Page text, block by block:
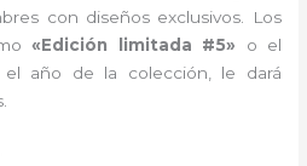
con diseños exclusivos. Los
«Edición limitada #5» o el
año de la colección, le dará